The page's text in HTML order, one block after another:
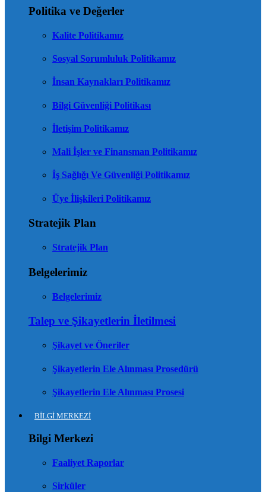
Politika ve Değerler
Kalite Politikamız
Sosyal Sorumluluk Politikamız
İnsan Kaynakları Politikamız
Bilgi Güvenliği Politikası
İletişim Politikamız
Mali İşler ve Finansman Politikamız
İş Sağlığı Ve Güvenliği Politikamız
Üye İlişkileri Politikamız
Stratejik Plan
Stratejik Plan
Belgelerimiz
Belgelerimiz
Talep ve Şikayetlerin İletilmesi
Şikayet ve Öneriler
Şikayetlerin Ele Alınması Prosedürü
Şikayetlerin Ele Alınması Prosesi
BİLGİ MERKEZİ
Bilgi Merkezi
Faaliyet Raporlar
Sirküler